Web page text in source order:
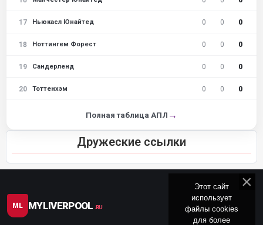
17 Ньюкасл Юнайтед 0 0 0
18 Ноттингем Форест 0 0 0
19 Сандерленд 0 0 0
20 Тоттенхэм 0 0 0
Полная таблица АПЛ →
Дружеские ссылки
ML MYLIVERPOOL .RU
Этот сайт
использует
файлы cookies
для более